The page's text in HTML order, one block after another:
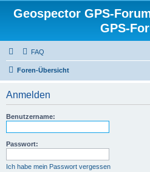
Geospector GPS-
GPS-
FAQ
Foren-Übersicht
Anmelden
Benutzername:
Passwort:
Ich habe mein Passwort vergessen